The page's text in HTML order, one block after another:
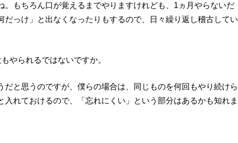
。もちろん口が覚えるまでやりますけれども、1ヵ月やらないだ
だっけ」と出なくなったりもするので、日々繰り返し稽古してい
やられるではないですか。
だと思うのですが、僕らの場合は、同じものを何回もやり続けら
入れておけるので、「忘れにくい」という部分はあるかも知れま